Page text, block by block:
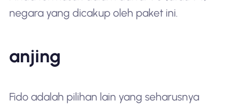
negara yang dicakup oleh paket ini.
anjing
Fido adalah pilihan lain yang seharusnya